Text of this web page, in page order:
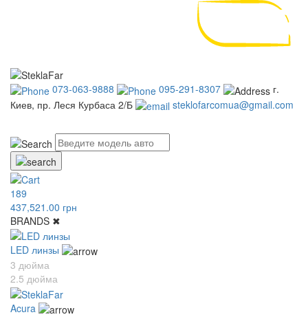
073-063-9888 095-291-8307
г.
Киев, пр. Леся Курбаса 2/Б
steklofarcomua@gmail.com
189
437,521.00 грн
BRANDS ✖
LED линзы
3 дюйма
2.5 дюйма
Acura